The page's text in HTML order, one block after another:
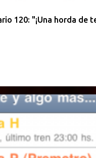
120: "¡Una horda de